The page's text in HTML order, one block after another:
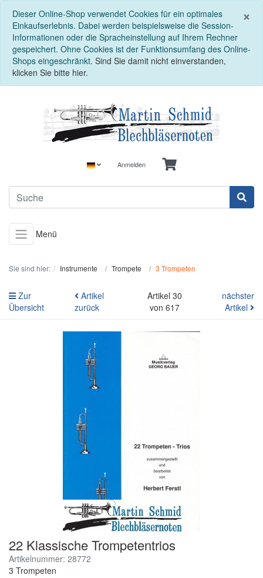
×
Dieser Online-Shop verwendet Cookies für ein optimales
Einkaufserlebnis. Dabei werden beispielsweise die Session-
Informationen oder die Spracheinstellung auf Ihrem Rechner
gespeichert. Ohne Cookies ist der Funktionsumfang des Online-
Shops eingeschränkt. Sind Sie damit nicht einverstanden,
klicken Sie bitte hier.
Anmelden
Menü
Sie sind hier: Instrumente Trompete 3 Trompeten
Zur
Übersicht
Artikel
zurück
Artikel 30
von 617
nächster
Artikel
22 Klassische Trompetentrios
Artikelnummer: 28772
3 Trompeten